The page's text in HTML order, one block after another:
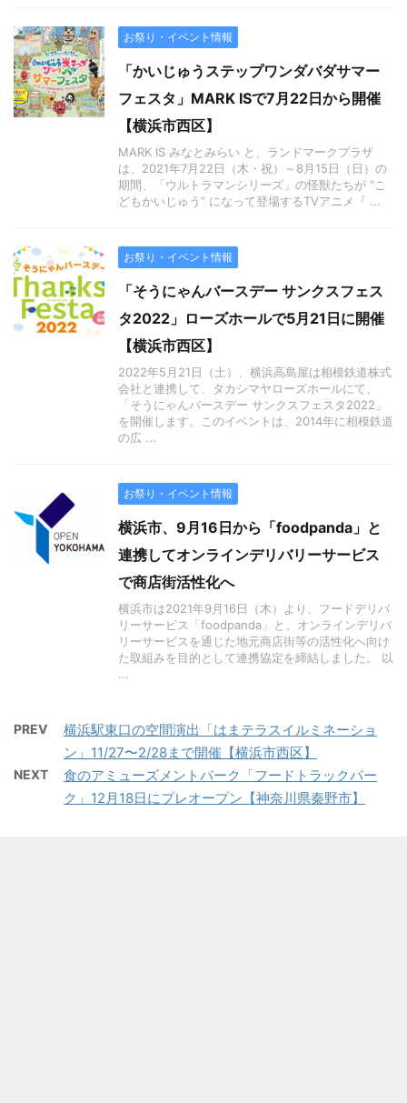
お祭り・イベント情報
「かいじゅうステップワンダバダサマー
フェスタ」MARK ISで7月22日から開催
【横浜市西区】
MARK IS みなとみらい と、ランドマークプラザ
は、2021年7月22日（木・祝）～8月15日（日）の
期間、「ウルトラマンシリーズ」の怪獣たちが “こ
どもかいじゅう“ になって登場するTVアニメ『 ...
お祭り・イベント情報
「そうにゃんバースデー サンクスフェス
タ2022」ローズホールで5月21日に開催
【横浜市西区】
2022年5月21日（土）、横浜高島屋は相模鉄道株式
会社と連携して、タカシマヤローズホールにて、
「そうにゃんバースデー サンクスフェスタ2022」
を開催します。このイベントは、2014年に相模鉄道
の広 ...
お祭り・イベント情報
横浜市、9月16日から「foodpanda」と
連携してオンラインデリバリーサービス
で商店街活性化へ
横浜市は2021年9月16日（木）より、フードデリバ
リーサービス「foodpanda」と、オンラインデリバ
リーサービスを通じた地元商店街等の活性化へ向け
た取組みを目的として連携協定を締結しました。 以
...
PREV
横浜駅東口の空間演出「はまテラスイルミネーショ
ン」11/27〜2/28まで開催【横浜市西区】
NEXT
食のアミューズメントパーク「フードトラックパー
ク」12月18日にプレオープン【神奈川県秦野市】